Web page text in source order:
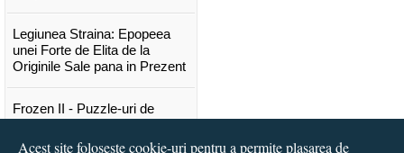
Legiunea Straina: Epopeea
unei Forte de Elita de la
Originile Sale pana in Prezent
Frozen II - Puzzle-uri de
Acest site folosește cookie-uri pentru a permite plasarea de